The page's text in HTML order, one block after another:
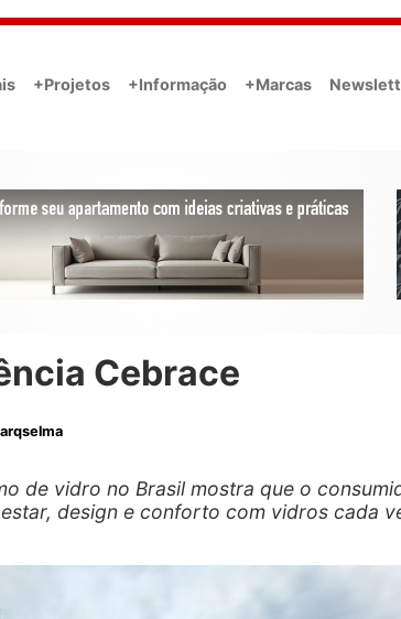
+Projetos +Informação +Marcas
Cebrace
arqselma
de vidro no Brasil mostra que o
design e conforto com vidros cada